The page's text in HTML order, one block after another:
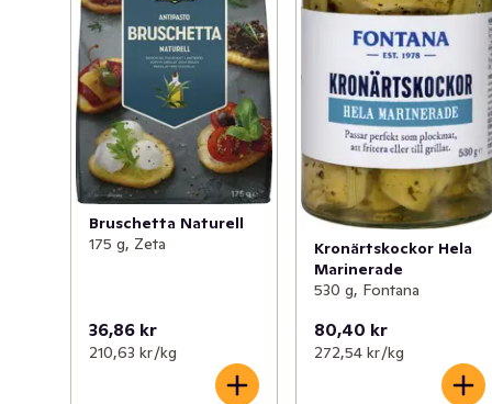
Bruschetta Naturell
175 g, Zeta
36,86 kr
210,63 kr /kg
Kronärtskockor Hela
Marinerade
530 g, Fontana
80,40 kr
272,54 kr /kg